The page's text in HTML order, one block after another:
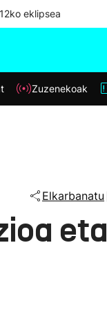
eklipsea
Zuzenekoak
Elkarbanatu
eta